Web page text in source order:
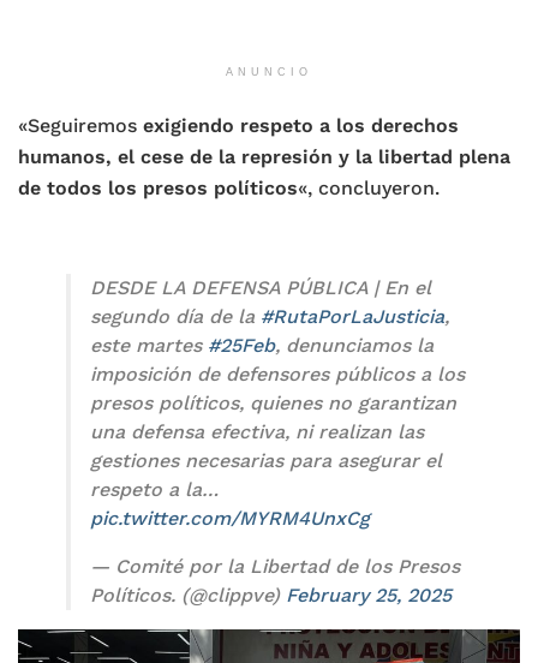
ANUNCIO
«Seguiremos exigiendo respeto a los derechos
humanos, el cese de la represión y la libertad plena
de todos los presos políticos«, concluyeron.
DESDE LA DEFENSA PÚBLICA | En el
segundo día de la #RutaPorLaJusticia,
este martes #25Feb, denunciamos la
imposición de defensores públicos a los
presos políticos, quienes no garantizan
una defensa efectiva, ni realizan las
gestiones necesarias para asegurar el
respeto a la…
pic.twitter.com/MYRM4UnxCg
— Comité por la Libertad de los Presos
Políticos. (@clippve) February 25, 2025